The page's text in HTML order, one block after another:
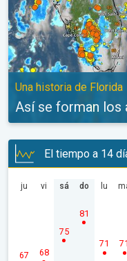
Una historia de Florida
Así se forman los
El tiempo a 14
ju
67
vi
68
sá
75
do
81
lu
71 71